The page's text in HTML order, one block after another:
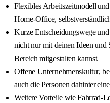
Flexibles Arbeitszeitmodell
Home-Office,
Kurze Entscheidungswege
nicht nur mit deinen Ideen
Bereich mitgestalten kannst.
Offene Unternehmenskultur,
auch die Personen dahinter
Weitere Vorteile wie Fahrrad-